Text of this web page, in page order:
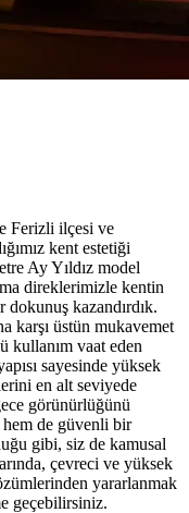
Ferizli ilçesi ve
kent estetiği
Ay Yıldız model
direklerimizle kentin
dokunuş kazandırdık.
karşı üstün mukavemet
kullanım vaat eden
sayesinde yüksek
en alt seviyede
görünürlüğünü
hem de güvenli bir
gibi, siz de kamusal
çevreci ve yüksek
yararlanmak
geçebilirsiniz.